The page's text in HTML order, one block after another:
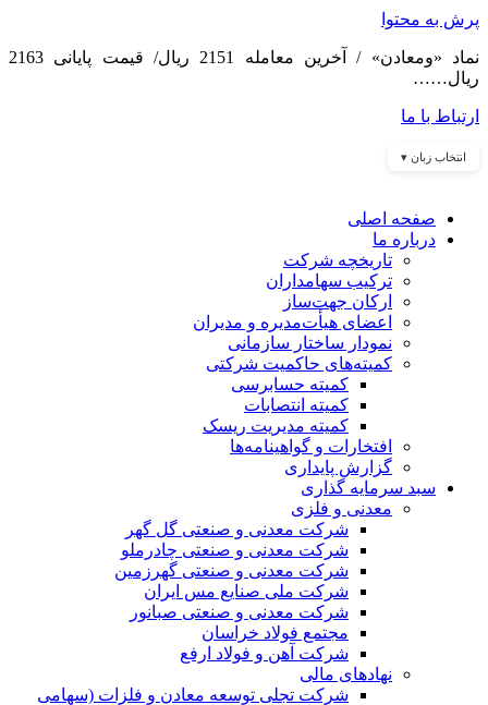
پرش به محتوا
نماد «ومعادن» / آخرین معامله 2151 ریال/ قیمت پایانی 2163
ریال……
ارتباط با ما
انتخاب زبان ▾
صفحه اصلی
درباره ما
تاریخچه شرکت
ترکیب سهامداران
ارکان جهت‌ساز
اعضای هیأت‌مدیره و مدیران
نمودار ساختار سازمانی
کمیته‌های حاکمیت شرکتی
کمیته حسابرسی
کمیته انتصابات
کمیته مدیریت ریسک
افتخارات و گواهینامه‌ها
گزارش پایداری
سبد سرمایه گذاری
معدنی و فلزی
شرکت معدنی و صنعتی گل گهر
شرکت معدنی و صنعتی چادرملو
شرکت معدنی و صنعتی گهرزمین
شرکت ملی صنایع مس ایران
شرکت معدنی و صنعتی صبانور
مجتمع فولاد خراسان
شرکت آهن و فولاد ارفع
نهادهای مالی
شرکت تجلی توسعه معادن و فلزات (سهامی